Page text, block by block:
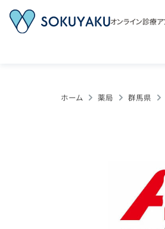
オンライン診療
ホーム 薬局 群馬県